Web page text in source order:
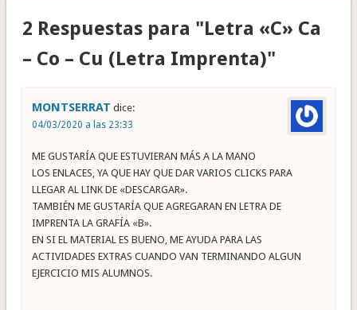
2 Respuestas para "Letra «C» Ca
– Co – Cu (Letra Imprenta)"
MONTSERRAT dice:
04/03/2020 a las 23:33
ME GUSTARÍA QUE ESTUVIERAN MÁS A LA MANO
LOS ENLACES, YA QUE HAY QUE DAR VARIOS CLICKS PARA
LLEGAR AL LINK DE «DESCARGAR».
TAMBIÉN ME GUSTARÍA QUE AGREGARAN EN LETRA DE
IMPRENTA LA GRAFÍA «B».
EN SI EL MATERIAL ES BUENO, ME AYUDA PARA LAS
ACTIVIDADES EXTRAS CUANDO VAN TERMINANDO ALGUN
EJERCICIO MIS ALUMNOS.